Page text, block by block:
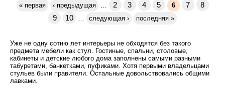
« первая ‹ предыдущая … 2 3 4 5 6 7
8
9
10 … следующая › последняя »
Уже не одну сотню лет интерьеры не обходятся без такого
предмета мебели как стул. Гостиные, спальни, столовые,
кабинеты и детские любого дома заполнены самыми разными
табуретами, банкетками, пуфиками. Хотя первыми владельцами
стульев были правители. Остальные довольствовались общими
лавками.